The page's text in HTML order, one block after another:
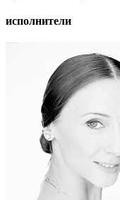
исполнители